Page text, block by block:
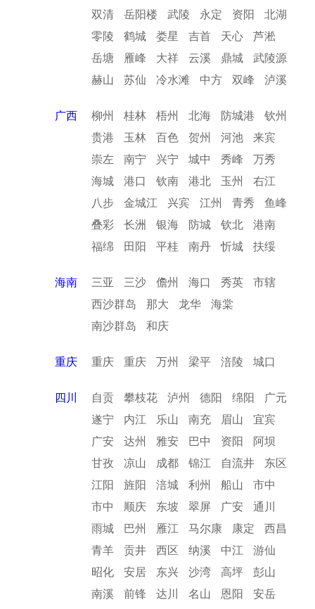
双清
岳阳楼 武陵 永定 资阳
北湖
零陵
鹤城 娄星 吉首 天心
芦淞
岳塘
雁峰 大祥 云溪 鼎城
武陵源
赫山
苏仙 冷水滩 中方 双峰 泸溪
广西 柳州 桂林 梧州 北海 防城港
钦州
贵港
玉林 百色 贺州 河池
来宾
崇左
南宁 兴宁 城中 秀峰
万秀
海城
港口 钦南 港北 玉州
右江
八步
金城江 兴宾 江州 青秀
鱼峰
叠彩
长洲 银海 防城 钦北
港南
福绵
田阳 平桂 南丹 忻城 扶绥
海南 三亚 三沙 儋州 海口 秀英
市辖
西沙群岛
那大 龙华
海棠
南沙群岛
和庆
重庆 重庆 重庆 万州 梁平 涪陵 城口
四川 自贡 攀枝花 泸州 德阳 绵阳
广元
遂宁
内江 乐山 南充 眉山
宜宾
广安
达州 雅安 巴中 资阳
阿坝
甘孜
凉山 成都 锦江 自流井
东区
江阳
旌阳 涪城 利州 船山
市中
市中
顺庆 东坡 翠屏 广安
通川
雨城
巴州 雁江 马尔康 康定
西昌
青羊
贡井 西区 纳溪 中江
游仙
昭化
安居 东兴 沙湾 高坪
彭山
南溪
前锋 达川 名山 恩阳
安岳